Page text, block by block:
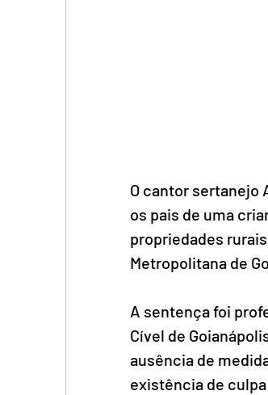
O cantor sertanejo
os pais de uma
propriedades
Metropolitana de
A sentença foi
Cível de
ausência de
existência de